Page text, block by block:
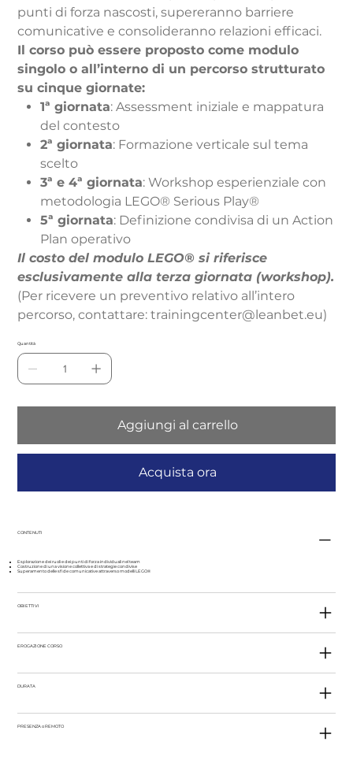
punti di forza nascosti, supereranno barriere
comunicative e consolideranno relazioni efficaci.
Il corso può essere proposto come modulo
singolo o all’interno di un percorso strutturato
su cinque giornate:
1ª giornata: Assessment iniziale e mappatura
del contesto
2ª giornata: Formazione verticale sul tema
scelto
3ª e 4ª giornata: Workshop esperienziale con
metodologia LEGO® Serious Play®
5ª giornata: Definizione condivisa di un Action
Plan operativo
Il costo del modulo LEGO® si riferisce
esclusivamente alla terza giornata (workshop).
(Per ricevere un preventivo relativo all’intero
percorso, contattare: trainingcenter@leanbet.eu)
Quantità
Aggiungi al carrello
Acquista ora
CONTENUTI
Esplorazione dei ruoli e dei punti di forza individuali nel team
Costruzione di una visione collettiva e di strategie condivise
Superamento delle sfide comunicative attraverso modelli LEGO®
OBIETTIVI
EROGAZIONE CORSO
DURATA
PRESENZA o REMOTO